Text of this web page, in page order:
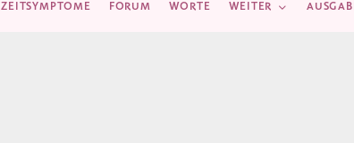
ZEITSYMPTOME FORUM WORTE WEITER